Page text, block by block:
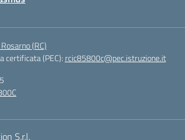
(RC)
certificata (PEC): rcic85800c@pec.istruzione.it
S.r.l.